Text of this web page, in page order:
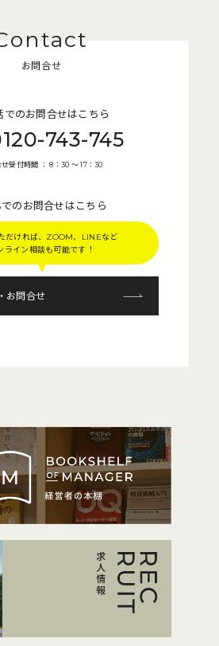
お問合せ
でのお問合せはこちら
743-745
せ受付時間 ： 8：30 〜 17：30
のお問合せはこちら
だければ、ZOOM、LINEなど
ライン相談も可能です！
お問合せ